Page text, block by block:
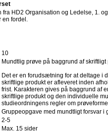
HD2 Organisation og Ledelse, 1.
en fordel.
10
Mundtlig prøve på baggrund af skriftligt
Det er en forudsætning for at deltage i
skriftlige produkt er afleveret inden
frist. Karakteren gives på baggrund af
skriftlige produkt og den individuelle
studieordningens regler om
Gruppeopgave med mundtligt forsvar i
2-5
Max. 15 sider